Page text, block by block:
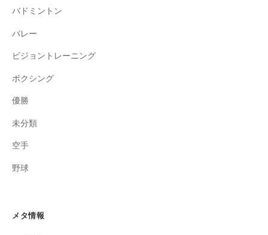
バドミントン
バレー
ビジョントレーニング
ボクシング
優勝
未分類
空手
野球
メタ情報